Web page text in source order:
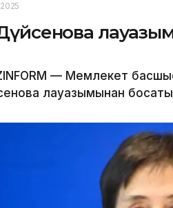
— Мемлекет
лауазымынан